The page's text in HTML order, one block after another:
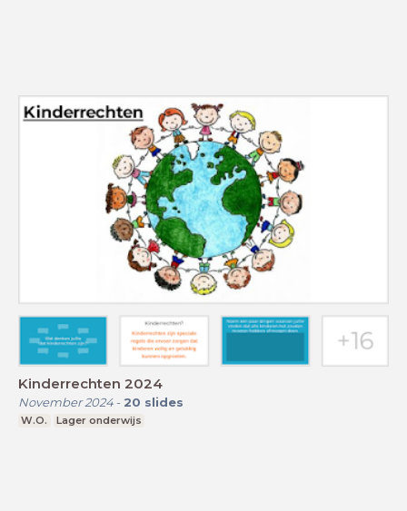
Kinderrechten 2024
November 2024- 20 slides
W.O. Lager onderwijs